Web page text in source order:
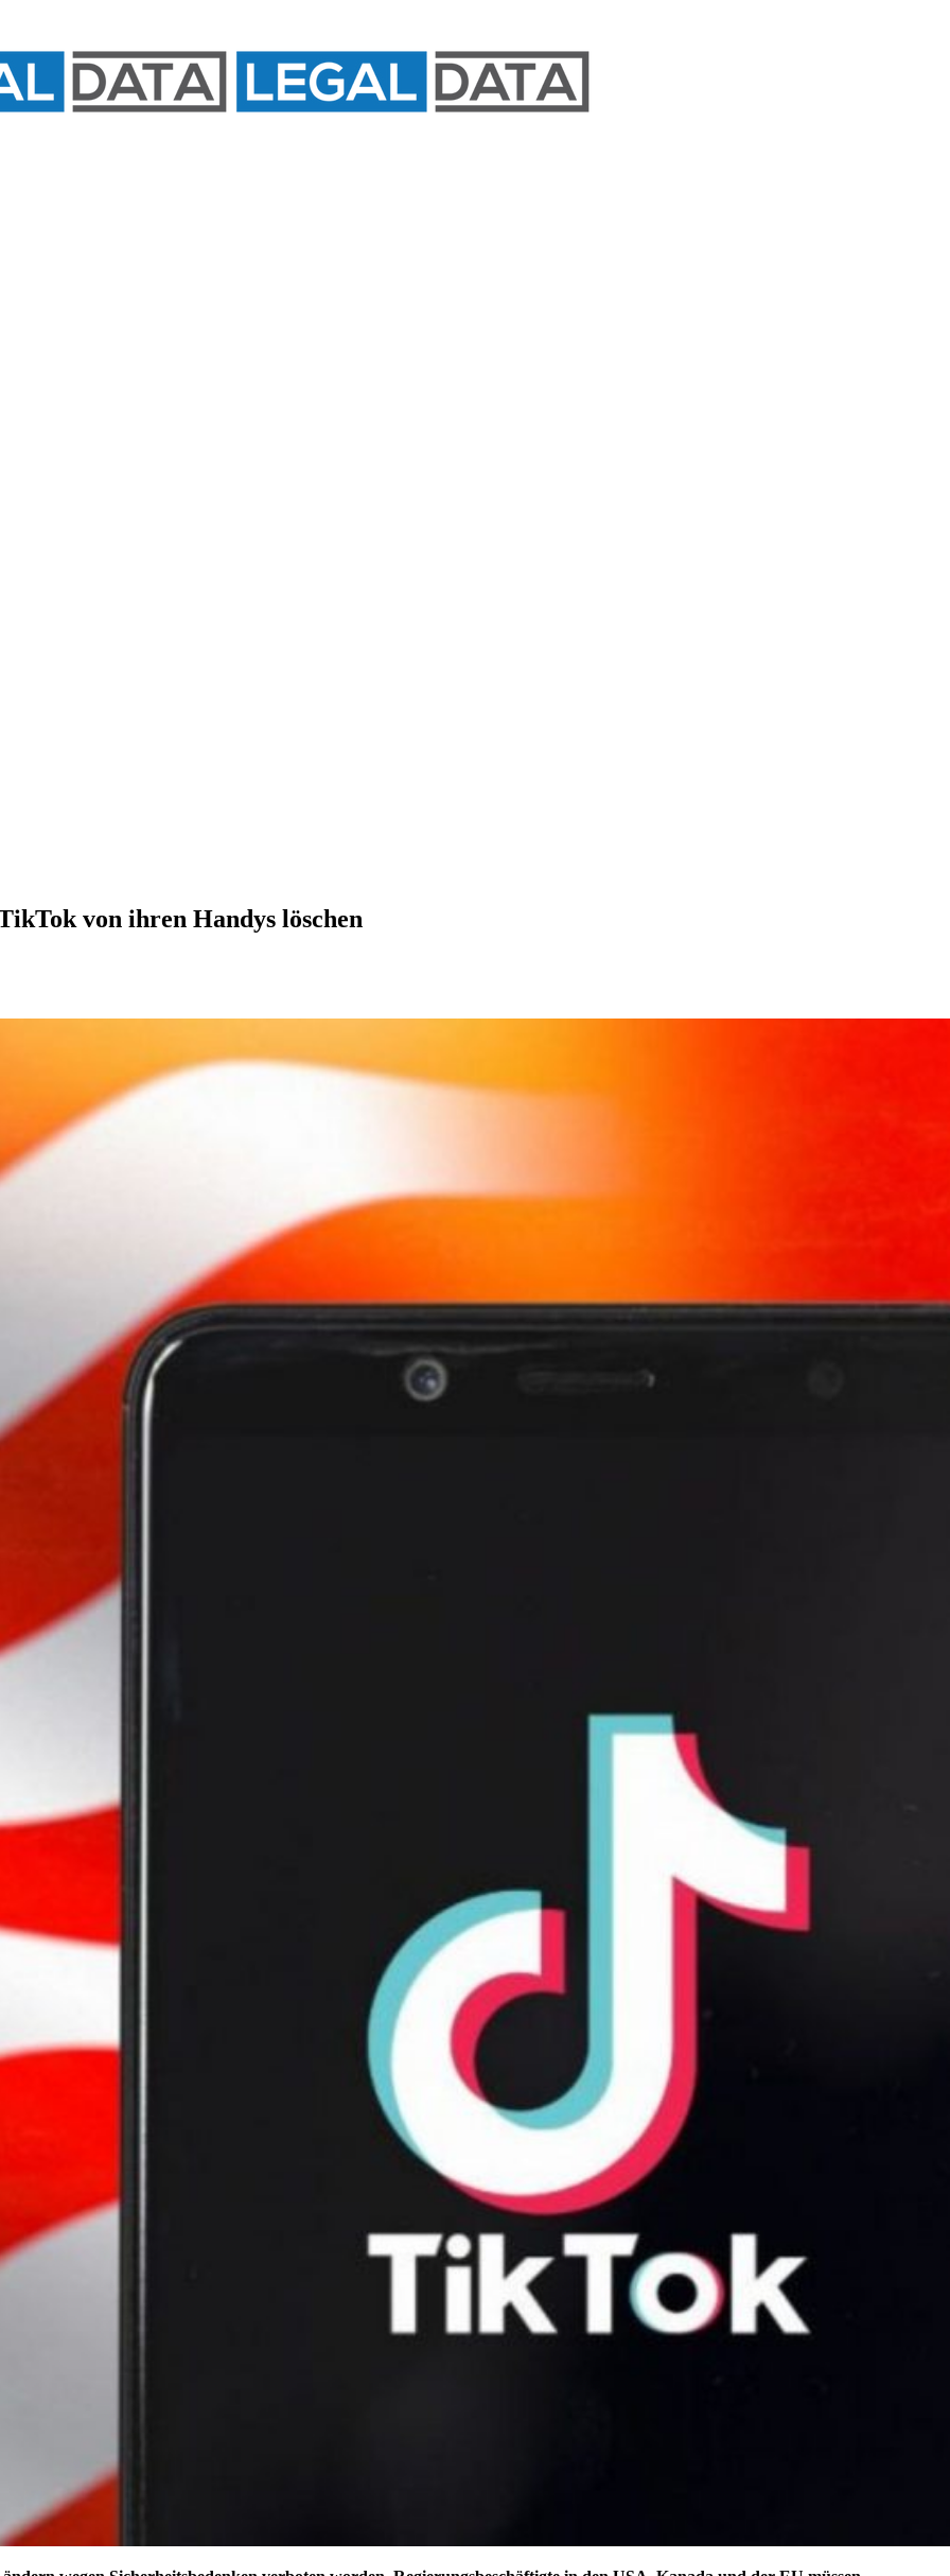
von ihren Handys löschen